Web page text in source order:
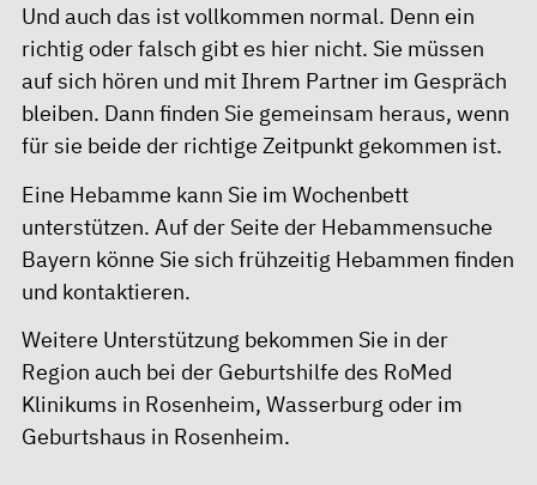
Und auch das ist vollkommen normal. Denn ein
richtig oder falsch gibt es hier nicht. Sie müssen
auf sich hören und mit Ihrem Partner im Gespräch
bleiben. Dann finden Sie gemeinsam heraus, wenn
für sie beide der richtige Zeitpunkt gekommen ist.
Eine Hebamme kann Sie im Wochenbett
unterstützen. Auf der Seite der Hebammensuche
Bayern könne Sie sich frühzeitig Hebammen finden
und kontaktieren.
Weitere Unterstützung bekommen Sie in der
Region auch bei der Geburtshilfe des RoMed
Klinikums in Rosenheim, Wasserburg oder im
Geburtshaus in Rosenheim.